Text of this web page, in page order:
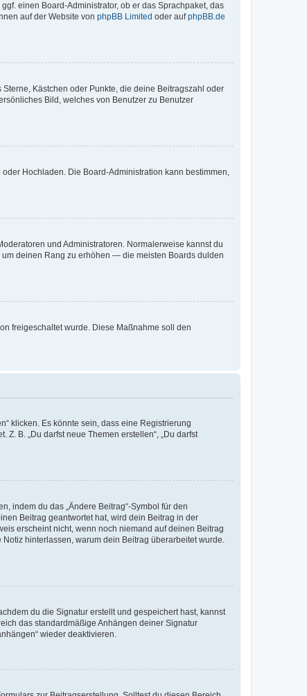
einen Board-Administrator, ob er das Sprachpaket, das
auf der Website von phpBB Limited oder aufphpBB.de
Kästchen oder Punkte, die deine Beitragszahl oder
Bild, welches von Benutzer zu Benutzer
Hochladen. Die Board-Administration kann bestimmen,
und Administratoren. Normalerweise kannst du
deinen Rang zu erhöhen — die meisten Boards dulden
freigeschaltet wurde. Diese Maßnahme soll den
klicken. Es könnte sein, dass eine Registrierung
B. „Du darfst neue Themen erstellen“, „Du darfst
indem du das „Ändere Beitrag“-Symbol für den
Beitrag geantwortet hat, wird dein Beitrag in der
erscheint nicht, wenn noch niemand auf deinen Beitrag
hinterlassen, warum dein Beitrag überarbeitet wurde.
du die Signatur erstellt und gespeichert hast, kannst
das standardmäßige Anhängen deiner Signatur
wieder deaktivieren.